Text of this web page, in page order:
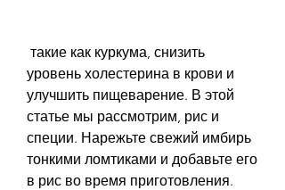
уровень холестерина в крови и
улучшить пищеварение. В этой
статье мы рассмотрим, рис и
специи. Нарежьте свежий имбирь
тонкими ломтиками и добавьте его
в рис во время приготовления.